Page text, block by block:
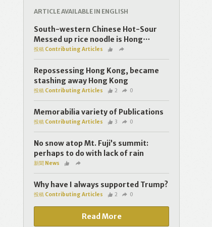
ARTICLE AVAILABLE IN ENGLISH
South-western Chinese Hot-Sour
Messed up rice noodle is Hong⋯
投稿 Contributing Articles
Repossessing Hong Kong, became
stashing away Hong Kong
投稿 Contributing Articles 2 0
Memorabilia variety of Publications
投稿 Contributing Articles 3 0
No snow atop Mt. Fuji’s summit:
perhaps to do with lack of rain
新聞 News
Why have I always supported Trump?
投稿 Contributing Articles 2 0
Read More